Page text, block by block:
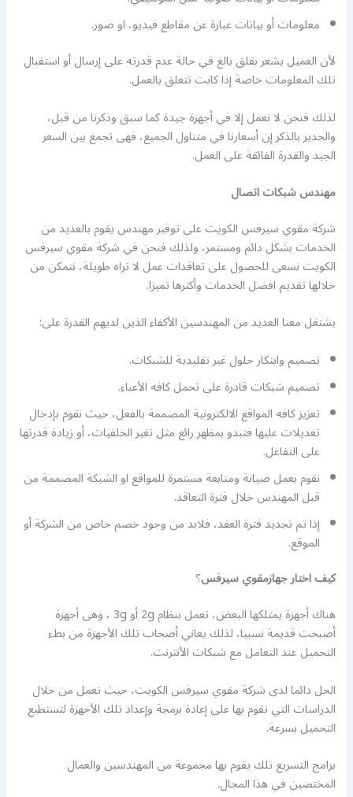
معلومات أو بيانات عبارة عن مقاطع فيديو، او صور.
لأن العميل يشعر بقلق بالغ في حالة عدم قدرته على إرسال أو استقبال
تلك المعلومات خاصة إذا كانت تتعلق بالعمل.
لذلك فنحن لا نعمل إلا في أجهزة جيدة كما سبق وذكرنا من قبل،
والجدير بالذكر إن أسعارنا في متناول الجميع، فهى تجمع بين السعر
الجيد والقدرة الفائقة على العمل.
مهندس شبكات اتصال
شركة مقوي سيرفس الكويت على توفير مهندس يقوم بالعديد من
الخدمات بشكل دائم ومستمر، ولذلك فنحن في شركة مقوي سيرفس
الكويت نسعى للحصول على تعاقدات عمل لا تراه طويلة، نتمكن من
خلالها تقديم افضل الخدمات وأكثرها تميزا.
يشتغل معنا العديد من المهندسين الأكفاء الذين لديهم القدرة على:
تصميم وابتكار حلول غير تقليدية للشبكات.
تصميم شبكات قادرة على تحمل كافه الأعباء.
تعزيز كافه المواقع الالكترونية المصممة بالفعل، حيث نقوم بإدخال
تعديلات عليها فتبدو بمظهر رائع مثل تغير الخلفيات، أو زيادة قدرتها
على التفاعل.
نقوم بعمل صيانة ومتابعة مستمرة للمواقع او الشبكة المصممة من
قبل المهندس خلال فترة التعاقد.
إذا تم تجديد فترة العقد، فلابد من وجود خصم خاص من الشركة أو
الموقع.
كيف اختار جهازمقوي سيرفس؟
هناك أجهزة يمتلكها البعض، تعمل بنظام 2g أو 3g ، وهى أجهزة
أصبحت قديمة نسبيا، لذلك يعاني أصحاب تلك الأجهزة من بطء
التحميل عند التعامل مع شبكات الأنترنت.
الحل دائما لدى شركة مقوي سيرفس الكويت، حيث تعمل من خلال
الدراسات التي تقوم بها على إعادة برمجة وإعداد تلك الأجهزة لتستطيع
التحميل بسرعة.
برامج التسريع تلك يقوم بها مجموعة من المهندسين والعمال
المختصين في هذا المجال.